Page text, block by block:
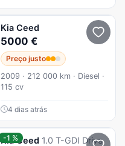
Kia Ceed
5000 €
Preço justo
2009 · 212 000 km · Diesel ·
115 cv
4 dias atrás
-1 %
Kia Ceed 1.0 T-GDI Drive